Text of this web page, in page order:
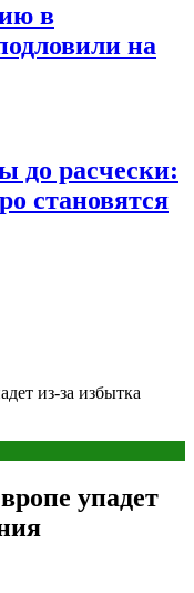
в
на
до расчески:
становятся
из-за избытка
упадет